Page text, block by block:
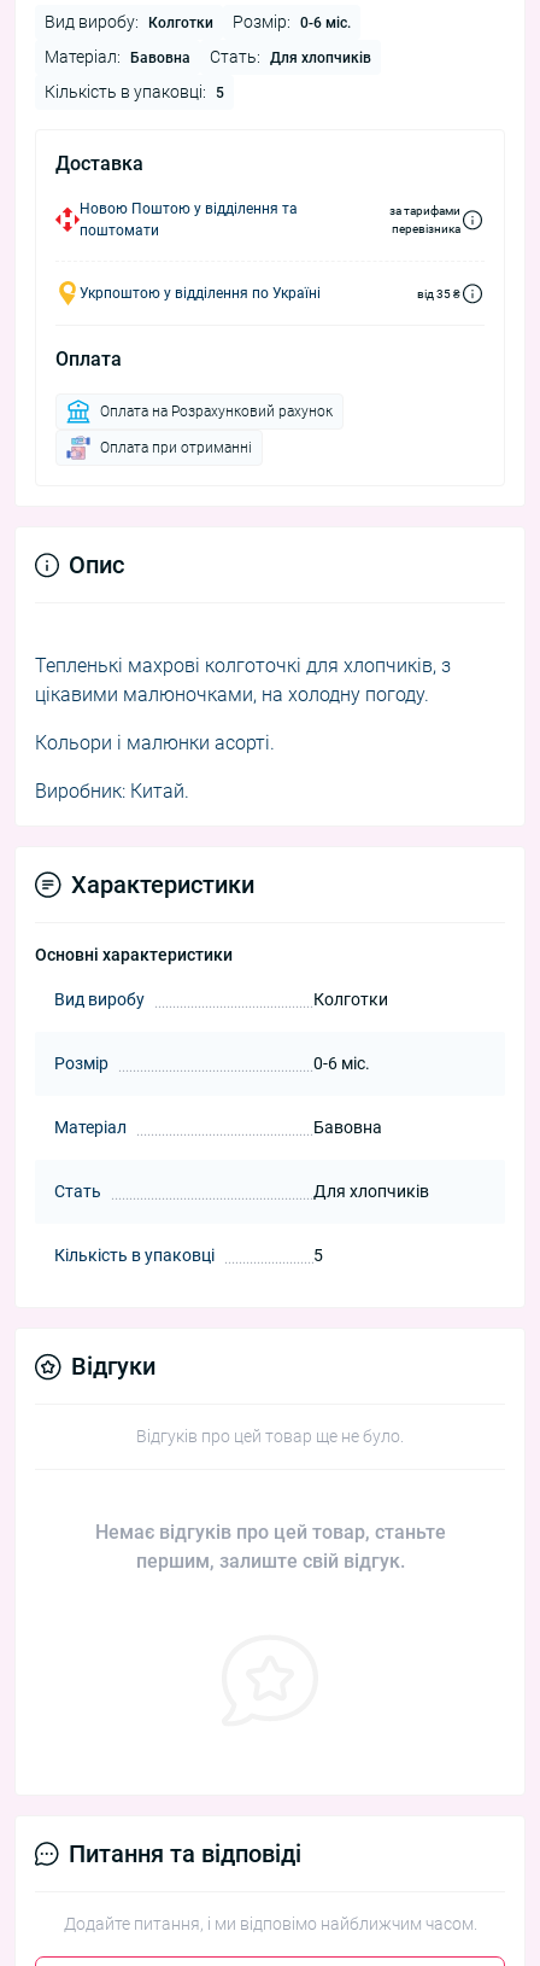
Вид виробу: Колготки Розмір: 0-6 міс.
Матеріал: Бавовна Стать: Для хлопчиків
Кількість в упаковці: 5
Доставка
Новою Поштою у відділення та
поштомати
за тарифами
перевізника
Укрпоштою у відділення по Україні від 35 ₴
Оплата
Оплата на Розрахунковий рахунок
Оплата при отриманні
Опис
Тепленькі махрові колготочкі для хлопчиків, з
цікавими малюночками, на холодну погоду.
Кольори і малюнки асорті.
Виробник: Китай.
Характеристики
Основні характеристики
Вид виробу Колготки
Розмір 0-6 міс.
Матеріал Бавовна
Стать Для хлопчиків
Кількість в упаковці 5
Відгуки
Відгуків про цей товар ще не було.
Немає відгуків про цей товар, станьте
першим, залиште свій відгук.
Питання та відповіді
Додайте питання, і ми відповімо найближчим часом.